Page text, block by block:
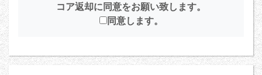
コア返却に同意をお願い致します。
同意します。